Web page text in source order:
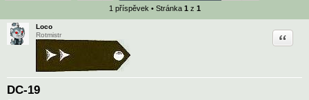
1 příspěvek • Stránka 1 z 1
Loco
Rotmistr
DC-19
Citace